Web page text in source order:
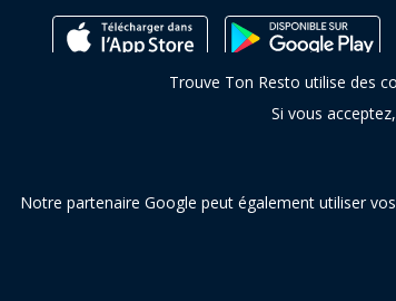
Trouve Ton Resto utilise des
Si vous
Notre partenaire Google peut également utiliser